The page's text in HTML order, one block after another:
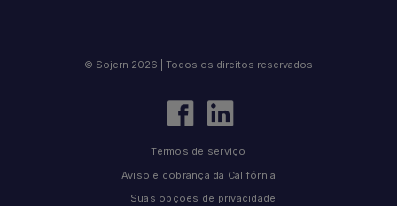
© Sojern 2026 | Todos os direitos reservados
Termos de serviço
Aviso e cobrança da Califórnia
Suas opções de privacidade